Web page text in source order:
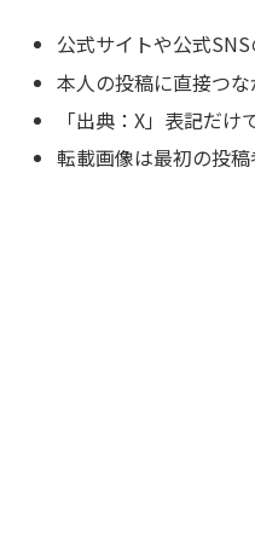
公式サイトや公式
本人の投稿に直接つ
「出典：X」表記だ
転載画像は最初の投